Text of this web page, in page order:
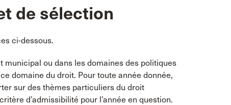
de sélection
ci-dessous.
ou dans les domaines des politiques
domaine du droit. Pour toute année donnée,
sur des thèmes particuliers du droit
d’admissibilité pour l’année en question.